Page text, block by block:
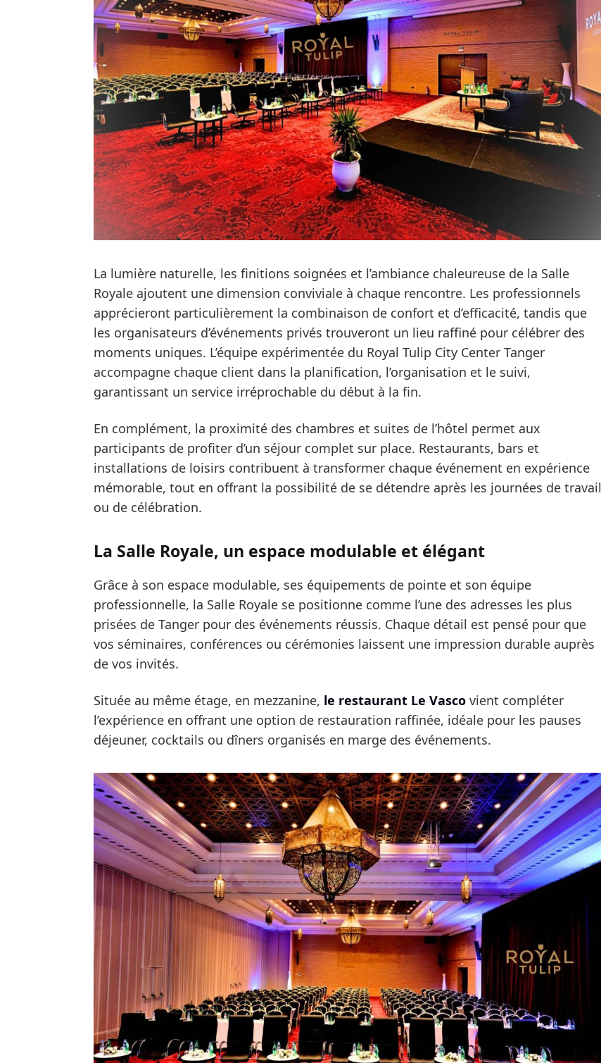
La lumière naturelle, les finitions soignées et l’ambiance chaleureuse de la Salle
Royale ajoutent une dimension conviviale à chaque rencontre. Les professionnels
apprécieront particulièrement la combinaison de confort et d’efficacité, tandis que
les organisateurs d’événements privés trouveront un lieu raffiné pour célébrer des
moments uniques. L’équipe expérimentée du Royal Tulip City Center Tanger
accompagne chaque client dans la planification, l’organisation et le suivi,
garantissant un service irréprochable du début à la fin.
En complément, la proximité des chambres et suites de l’hôtel permet aux
participants de profiter d’un séjour complet sur place. Restaurants, bars et
installations de loisirs contribuent à transformer chaque événement en expérience
mémorable, tout en offrant la possibilité de se détendre après les journées de travail
ou de célébration.
La Salle Royale, un espace modulable et élégant
Grâce à son espace modulable, ses équipements de pointe et son équipe
professionnelle, la Salle Royale se positionne comme l’une des adresses les plus
prisées de Tanger pour des événements réussis. Chaque détail est pensé pour que
vos séminaires, conférences ou cérémonies laissent une impression durable auprès
de vos invités.
Située au même étage, en mezzanine, le restaurant Le Vascovient compléter
l’expérience en offrant une option de restauration raffinée, idéale pour les pauses
déjeuner, cocktails ou dîners organisés en marge des événements.